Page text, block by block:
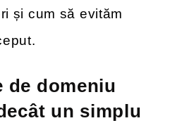
și cum să evităm
de domeniu
un simplu